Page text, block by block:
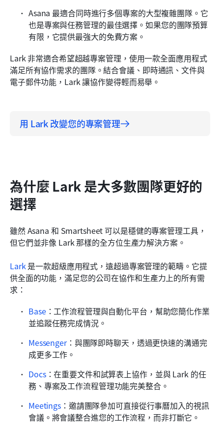
Asana 最適合同時進行多個專案的大型複雜團隊。它
也是專案與任務管理的最佳選擇。如果您的團隊預算
有限，它提供最強大的免費方案。
Lark 非常適合希望超越專案管理，使用一款全面應用程式
滿足所有協作需求的團隊。結合會議、即時通訊、文件與
電子郵件功能，Lark 讓協作變得輕而易舉。
用 Lark 改變您的專案管理
為什麼 Lark 是大多數團隊更好的
選擇
雖然 Asana 和 Smartsheet 可以是穩健的專案管理工具，
但它們並非像 Lark 那樣的全方位生產力解決方案。
Lark 是一款超級應用程式，遠超過專案管理的範疇。它提
供全面的功能，滿足您的公司在協作和生產力上的所有需
求：
Base：工作流程管理與自動化平台，幫助您簡化作業
並追蹤任務完成情況。
Messenger：與團隊即時聊天，透過更快速的溝通完
成更多工作。
Docs：在重要文件和試算表上協作，並與 Lark 的任
務、專案及工作流程管理功能完美整合。
Meetings：邀請團隊參加可直接從行事曆加入的視訊
會議。將會議整合進您的工作流程，而非打斷它。